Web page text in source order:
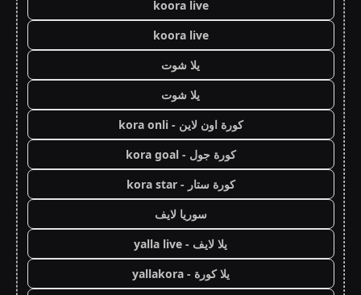
koora live
koora live
يلا شوت
يلا شوت
كورة اون لاين - kora onli
كورة جول - kora goal
كورة ستار - kora star
سوريا لايف
يلا لايف - yalla live
يلا كورة - yallakora